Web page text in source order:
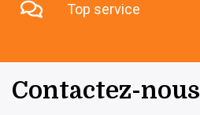
Top service
Contactez-nous